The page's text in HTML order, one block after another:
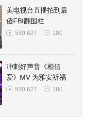
美电视台直播拍到最
傻FBI翻围栏
580,627 180
冲刺好声音《相信
爱》MV 为雅安祈福
580,627 180